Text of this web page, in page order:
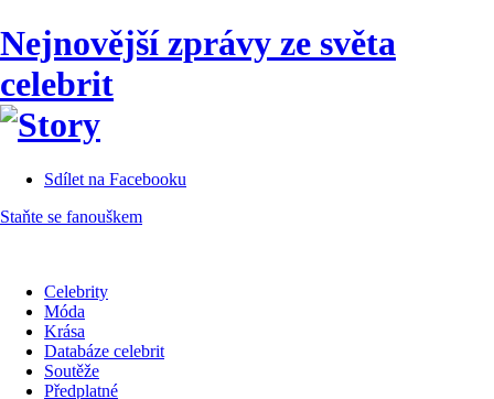
Nejnovější zprávy ze světa
celebrit
Sdílet na Facebooku
Staňte se fanouškem
Celebrity
Móda
Krása
Databáze celebrit
Soutěže
Předplatné